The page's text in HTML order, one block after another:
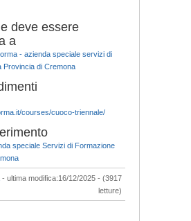
deve essere
a
- azienda speciale servizi di
Provincia di Cremona
courses/cuoco-triennale/
speciale Servizi di Formazione
- ultima modifica:16/12/2025 - (3917
letture)